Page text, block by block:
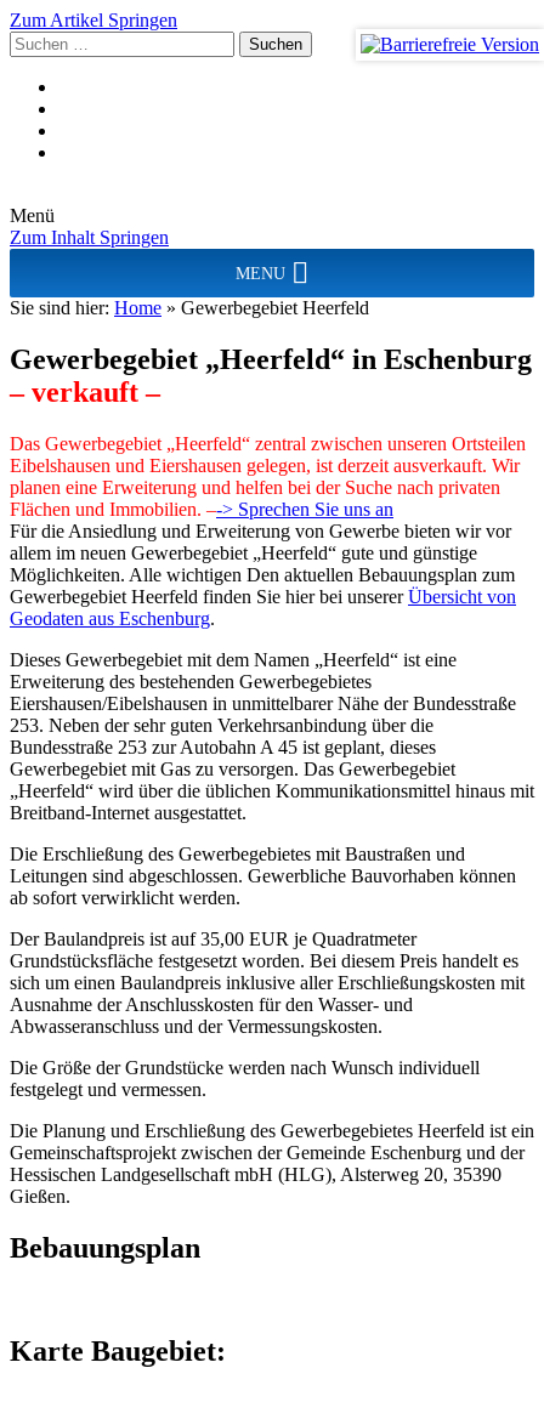
Zum Artikel Springen
Suchen
nach:
Menü
Zum Inhalt Springen
MENU
Sie sind hier: Home » Gewerbegebiet Heerfeld
Gewerbegebiet „Heerfeld“ in Eschenburg
– verkauft –
Das Gewerbegebiet „Heerfeld“ zentral zwischen unseren Ortsteilen
Eibelshausen und Eiershausen gelegen, ist derzeit ausverkauft. Wir
planen eine Erweiterung und helfen bei der Suche nach privaten
Flächen und Immobilien. –-> Sprechen Sie uns an
Für die Ansiedlung und Erweiterung von Gewerbe bieten wir vor
allem im neuen Gewerbegebiet „Heerfeld“ gute und günstige
Möglichkeiten. Alle wichtigen Den aktuellen Bebauungsplan zum
Gewerbegebiet Heerfeld finden Sie hier bei unsererÜbersicht von
Geodaten aus Eschenburg.
Dieses Gewerbegebiet mit dem Namen „Heerfeld“ ist eine
Erweiterung des bestehenden Gewerbegebietes
Eiershausen/Eibelshausen in unmittelbarer Nähe der Bundesstraße
253. Neben der sehr guten Verkehrsanbindung über die
Bundesstraße 253 zur Autobahn A 45 ist geplant, dieses
Gewerbegebiet mit Gas zu versorgen. Das Gewerbegebiet
„Heerfeld“ wird über die üblichen Kommunikationsmittel hinaus mit
Breitband-Internet ausgestattet.
Die Erschließung des Gewerbegebietes mit Baustraßen und
Leitungen sind abgeschlossen. Gewerbliche Bauvorhaben können
ab sofort verwirklicht werden.
Der Baulandpreis ist auf 35,00 EUR je Quadratmeter
Grundstücksfläche festgesetzt worden. Bei diesem Preis handelt es
sich um einen Baulandpreis inklusive aller Erschließungskosten mit
Ausnahme der Anschlusskosten für den Wasser- und
Abwasseranschluss und der Vermessungskosten.
Die Größe der Grundstücke werden nach Wunsch individuell
festgelegt und vermessen.
Die Planung und Erschließung des Gewerbegebietes Heerfeld ist ein
Gemeinschaftsprojekt zwischen der Gemeinde Eschenburg und der
Hessischen Landgesellschaft mbH (HLG), Alsterweg 20, 35390
Gießen.
Bebauungsplan
Karte Baugebiet: